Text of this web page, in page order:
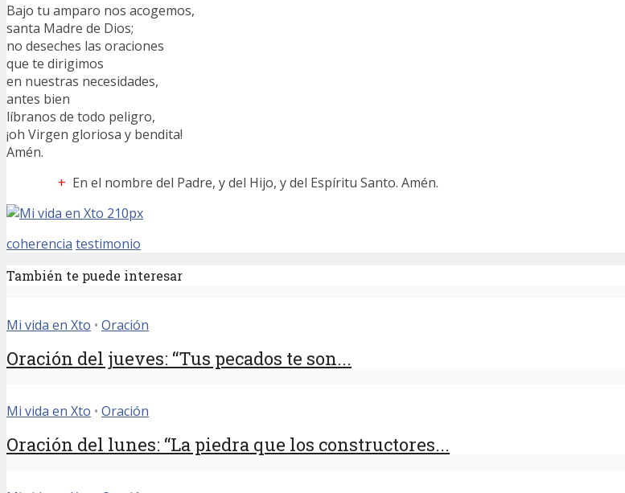
Bajo tu amparo nos acogemos,
santa Madre de Dios;
no deseches las oraciones
que te dirigimos
en nuestras necesidades,
antes bien
líbranos de todo peligro,
¡oh Virgen gloriosa y bendita!
Amén.
+ En el nombre del Padre, y del Hijo, y del Espíritu Santo. Amén.
coherencia testimonio
También te puede interesar
Mi vida en Xto • Oración
Oración del jueves: “Tus pecados te son...
Mi vida en Xto • Oración
Oración del lunes: “La piedra que los constructores...